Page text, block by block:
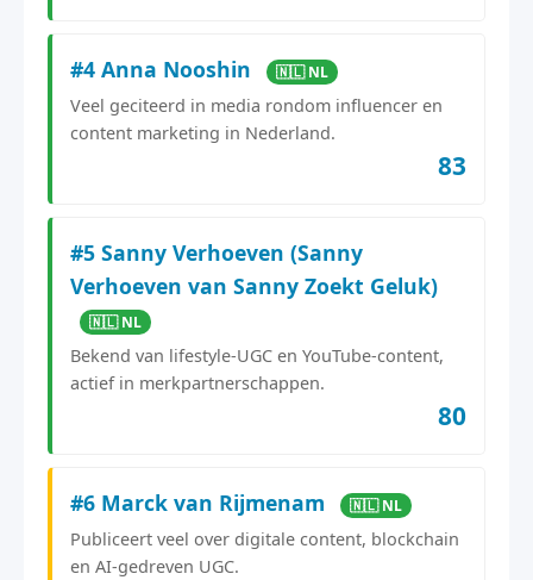
#4 Anna Nooshin 🇳🇱 NL
Veel geciteerd in media rondom influencer en
content marketing in Nederland.
83
#5 Sanny Verhoeven (Sanny
Verhoeven van Sanny Zoekt Geluk)
🇳🇱 NL
Bekend van lifestyle-UGC en YouTube-content,
actief in merkpartnerschappen.
80
#6 Marck van Rijmenam 🇳🇱 NL
Publiceert veel over digitale content, blockchain
en AI-gedreven UGC.